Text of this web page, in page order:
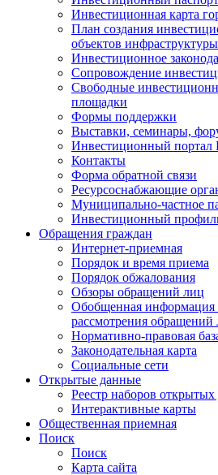
Инвестиционная карта
План создания
объектов инфраструктуры
Инвестиционное
Сопровождение
Свободные
площадки
Формы поддержки
Выставки, семинары,
Инвестиционный портал
Контакты
Форма обратной связи
Ресурсоснабжающие
Муниципально-частное
Инвестиционный
Обращения граждан
Интернет-приемная
Порядок и время приема
Порядок обжалования
Обзоры обращений лиц
Обобщенная информация
рассмотрения
Нормативно-правовая
Законодательная карта
Социальные сети
Открытые данные
Реестр наборов
Интерактивные карты
Общественная приемная
Поиск
Поиск
Карта сайта